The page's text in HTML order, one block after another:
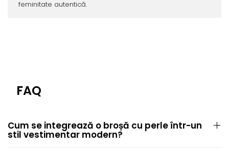
feminitate autentică.
FAQ
Cum se integrează o broșă cu perle într-un
stil vestimentar modern?